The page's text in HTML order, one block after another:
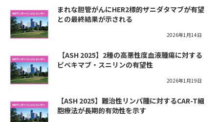
まれな胆管がんにHER2標的ザニダタマブが有望
との最終結果が示される
2026年1月14日
​【ASH 2025】2種の高悪性度血液腫瘍に対する
ピベキマブ・スニリンの有望性
2026年1月19日
【ASH 2025】難治性リンパ腫に対するCAR-T細
胞療法が長期的有効性を示す